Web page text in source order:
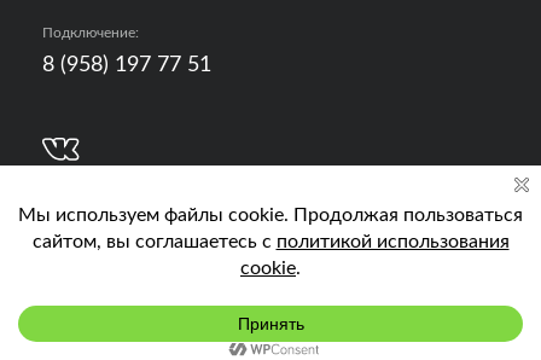
Подключить
Подключение:
8 (958) 197 77 51
Кислород